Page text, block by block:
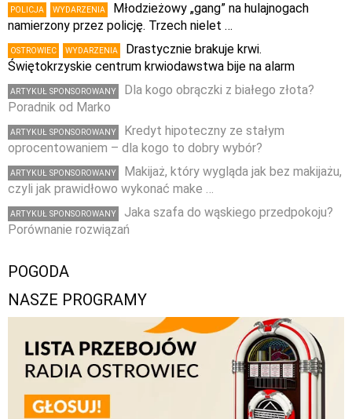
POLICJA WYDARZENIA
Młodzieżowy „gang” na hulajnogach
namierzony przez policję. Trzech nielet …
OSTROWIEC WYDARZENIA
Drastycznie brakuje krwi.
Świętokrzyskie centrum krwiodawstwa bije na alarm
ARTYKUŁ SPONSOROWANY
Dla kogo obrączki z białego złota?
Poradnik od Marko
ARTYKUŁ SPONSOROWANY
Kredyt hipoteczny ze stałym
oprocentowaniem – dla kogo to dobry wybór?
ARTYKUŁ SPONSOROWANY
Makijaż, który wygląda jak bez makijażu,
czyli jak prawidłowo wykonać make …
ARTYKUŁ SPONSOROWANY
Jaka szafa do wąskiego przedpokoju?
Porównanie rozwiązań
POGODA
NASZE PROGRAMY